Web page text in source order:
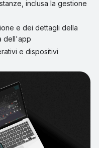
inclusa la gestione
e dei dettagli della
dell'app
e dispositivi